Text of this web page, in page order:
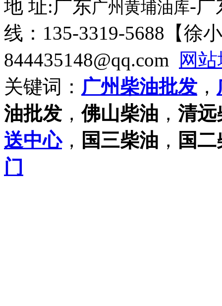
地 址:广东广州黄埔油库-广
线：135-3319-5688【徐
844435148@qq.com
网
关键词： 广州柴油批发 ，
油批发 ，佛山柴油 ， 清远
送中心， 国三柴油 ， 国
门